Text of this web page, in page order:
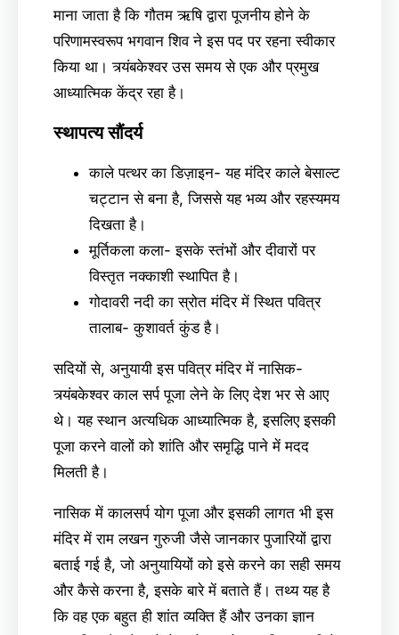
माना जाता है कि गौतम ऋषि द्वारा पूजनीय होने के
परिणामस्वरूप भगवान शिव ने इस पद पर रहना स्वीकार
किया था। त्र्यंबकेश्वर उस समय से एक और प्रमुख
आध्यात्मिक केंद्र रहा है।
स्थापत्य सौंदर्य
काले पत्थर का डिज़ाइन- यह मंदिर काले बेसाल्ट
चट्टान से बना है, जिससे यह भव्य और रहस्यमय
दिखता है।
मूर्तिकला कला- इसके स्तंभों और दीवारों पर
विस्तृत नक्काशी स्थापित है।
गोदावरी नदी का स्रोत मंदिर में स्थित पवित्र
तालाब- कुशावर्त कुंड है।
सदियों से, अनुयायी इस पवित्र मंदिर में नासिक-
त्र्यंबकेश्वर काल सर्प पूजा लेने के लिए देश भर से आए
थे। यह स्थान अत्यधिक आध्यात्मिक है, इसलिए इसकी
पूजा करने वालों को शांति और समृद्धि पाने में मदद
मिलती है।
नासिक में कालसर्प योग पूजा और इसकी लागत भी इस
मंदिर में राम लखन गुरुजी जैसे जानकार पुजारियों द्वारा
बताई गई है, जो अनुयायियों को इसे करने का सही समय
और कैसे करना है, इसके बारे में बताते हैं। तथ्य यह है
कि वह एक बहुत ही शांत व्यक्ति हैं और उनका ज्ञान